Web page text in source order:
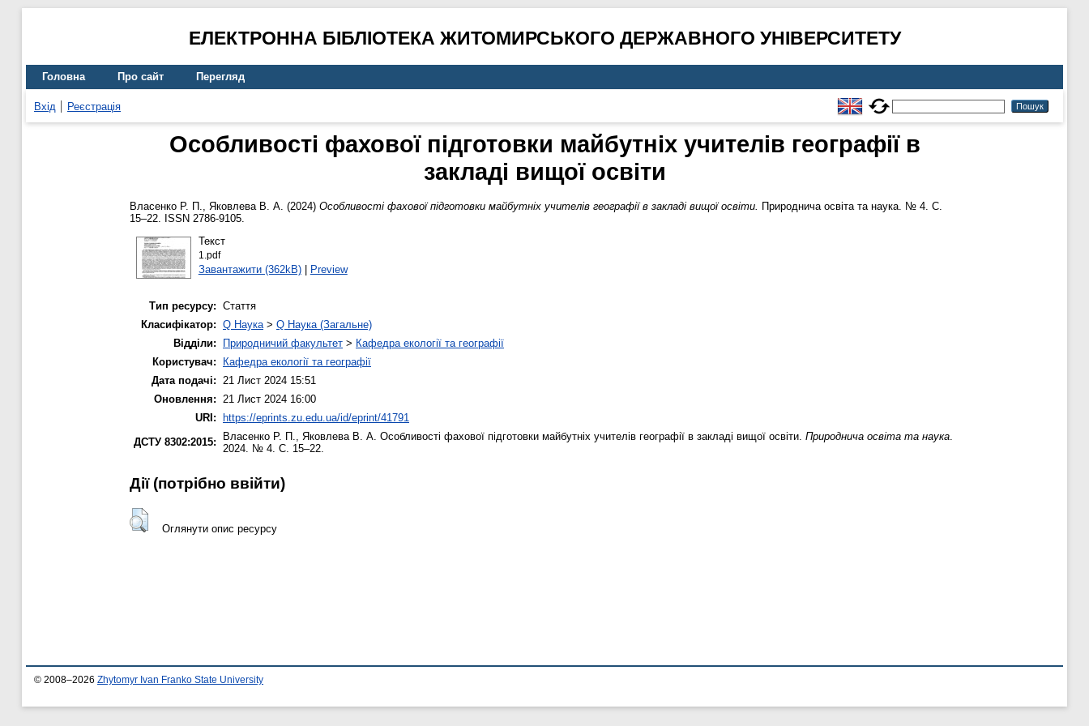
ЕЛЕКТРОННА БІБЛІОТЕКА ЖИТОМИРСЬКОГО ДЕРЖАВНОГО УНІВЕРСИТЕТУ
Головна Про сайт Перегляд
Вхід Реєстрація
Особливості фахової підготовки майбутніх учителів географії в
закладі вищої освіти
Власенко Р. П., Яковлева В. А. (2024) Особливості фахової підготовки майбутніх учителів географії в закладі вищої освіти. Природнича освіта та наука. № 4. С.
15–22. ISSN 2786-9105.
Текст
1.pdf
Завантажити (362kB)| Preview
Тип ресурсу: Стаття
Класифікатор: Q Наука> Q Наука (Загальне)
Відділи:
Природничий факультет > Кафедра екології та географії
Користувач:
Кафедра екології та географії
Дата подачі: 21 Лист 2024 15:51
Оновлення: 21 Лист 2024 16:00
URI:
https://eprints.zu.edu.ua/id/eprint/41791
ДСТУ 8302:2015:
Власенко Р. П., Яковлева В. А. Особливості фахової підготовки майбутніх учителів географії в закладі вищої освіти. Природнича освіта та наука.
2024. № 4. С. 15–22.
Дії ​​(потрібно ввійти)
Оглянути опис ресурсу
© 2008–2026 Zhytomyr Ivan Franko State University